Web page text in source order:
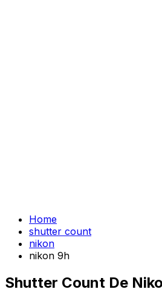
Home
shutter count
nikon
nikon 9h
Shutter Count De